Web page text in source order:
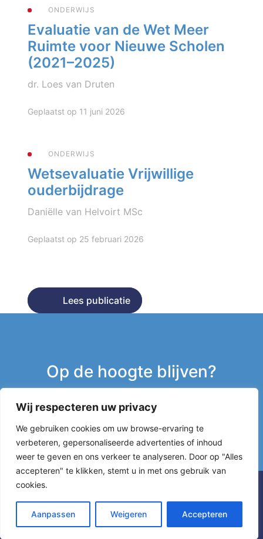
Wij respecteren uw privacy
We gebruiken cookies om uw browse-ervaring te
verbeteren, gepersonaliseerde advertenties of inhoud
weer te geven en ons verkeer te analyseren. Door op "Alles
accepteren" te klikken, stemt u in met ons gebruik van
cookies.
Aanpassen Weigeren Accepteren
ONDERWIJS
Evaluatie van de Wet Meer
Ruimte voor Nieuwe Scholen
(2021–2025)
dr. Loes van Druten
Geplaatst op 11 juni 2026
Lees publicatie
ONDERWIJS
Wetsevaluatie Vrijwillige
ouderbijdrage
Daniëlle van Helvoirt MSc
Geplaatst op 25 februari 2026
Lees publicatie
Op de hoogte blijven?
Inschrijven nieuwsbrief